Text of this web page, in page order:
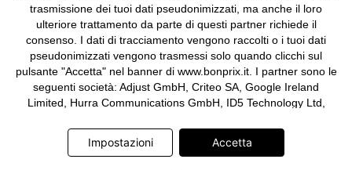
trasmissione dei tuoi dati pseudonimizzati, ma anche il loro
ulteriore trattamento da parte di questi partner richiede il
consenso. I dati di tracciamento vengono raccolti o i tuoi dati
pseudonimizzati vengono trasmessi solo quando clicchi sul
pulsante "Accetta" nel banner di www.bonprix.it. I partner sono le
seguenti società: Adjust GmbH, Criteo SA, Google Ireland
Limited, Hurra Communications GmbH, ID5 Technology Ltd,
Limited, Pinterest Europe Limited, RTB-House GmbH, TikTok
Information Technologies UK Limited. Ulteriori informazioni sul
Impostazioni Accetta